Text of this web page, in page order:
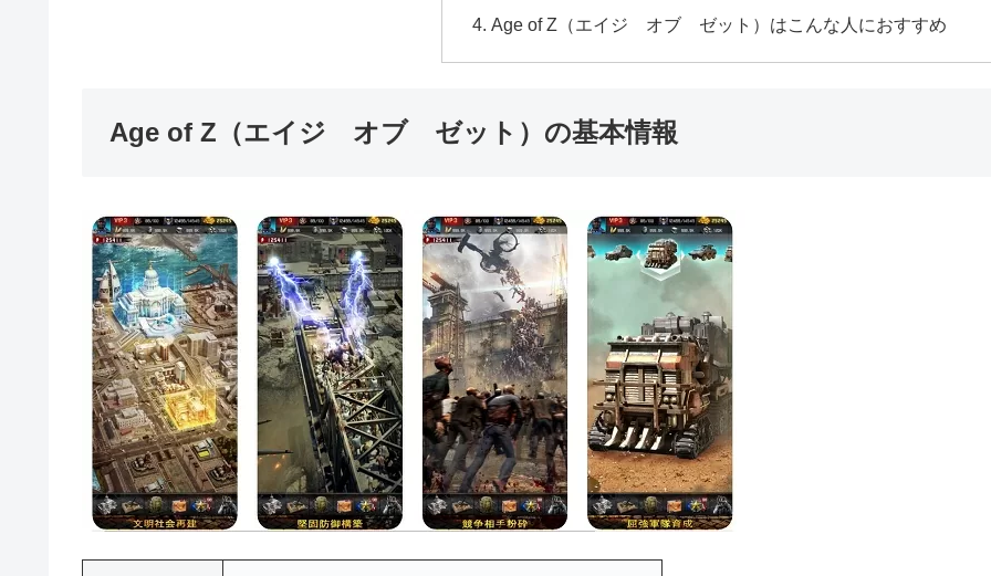
Age of Z（エイジ オブ ゼット）はこんな人におすすめ
Age of Z（エイジ オブ ゼット）の基本情報